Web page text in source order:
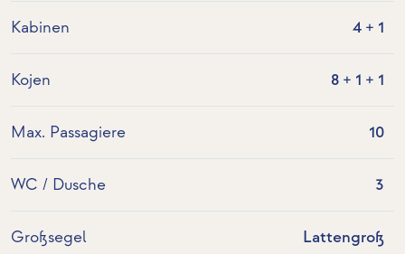
Kabinen 4 + 1
Kojen 8 + 1 + 1
Max. Passagiere 10
WC / Dusche 3
Großsegel Lattengroß